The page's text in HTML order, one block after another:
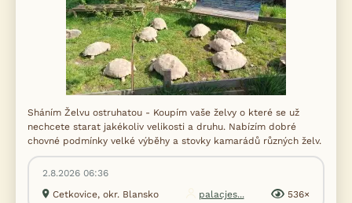
Sháním Želvu ostruhatou - Koupím vaše želvy o které se už
nechcete starat jakékoliv velikosti a druhu. Nabízím dobré
chovné podmínky velké výběhy a stovky kamarádů různých želv.
2.8.2026 06:36
Cetkovice, okr. Blansko
palacjes... 536×